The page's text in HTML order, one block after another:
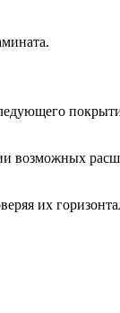
возможных
их